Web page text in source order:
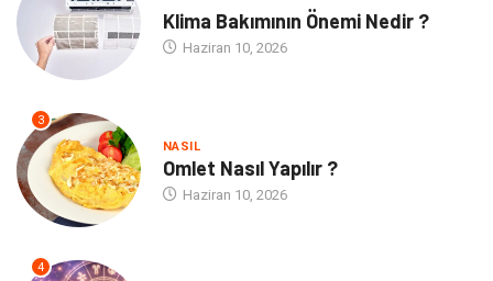
Klima Bakımının Önemi Nedir ?
Haziran 10, 2026
3
NASIL
Omlet Nasıl Yapılır ?
Haziran 10, 2026
4